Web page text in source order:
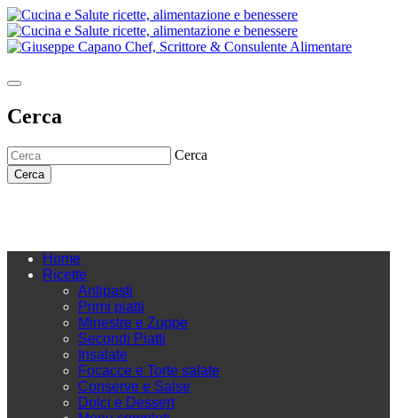
Cerca
Cerca
Cerca
Home
Ricette
Antipasti
Primi piatti
Minestre e Zuppe
Secondi Piatti
Insalate
Focacce e Torte salate
Conserve e Salse
Dolci e Dessert